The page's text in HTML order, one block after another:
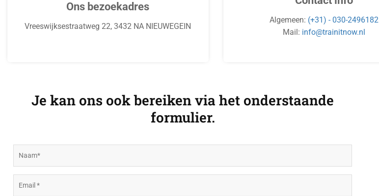
Ons bezoekadres
Vreeswijksestraatweg 22, 3432 NA NIEUWEGEIN
Algemeen: (+31) - 030-2496182
Mail: info@trainitnow.nl
Je kan ons ook bereiken via het onderstaande
formulier.